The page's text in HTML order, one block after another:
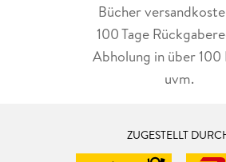
Bücher
100 Tage
Abholung in über 100
uvm.
ZUGESTELLT